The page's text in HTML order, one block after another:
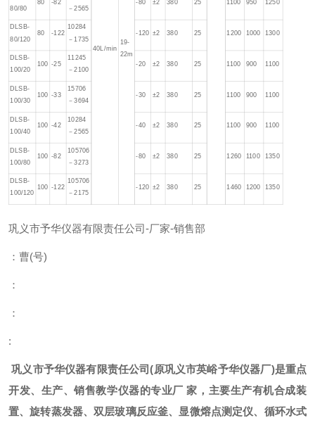
40L/min
19-
22m
80/80
80
-82
－2565
-80 ±2 380 25 1100 950 1250
DLSB-
80/120
80 -122
10284
－1735
-120 ±2 380 25 1200 1000 1300
DLSB-
100/20
100 -25
11245
－2100
-20 ±2 380 25 1100 900 1100
DLSB-
100/30
100 -33
15706
－3694
-30 ±2 380 25 1100 900 1100
DLSB-
100/40
100 -42
10284
－2565
-40 ±2 380 25 1100 900 1100
DLSB-
100/80
100 -82
105706
－3273
-80 ±2 380 25 1260 1100 1350
DLSB-
100/120
100 -122
105706
－2175
-120 ±2 380 25 1460 1200 1350
巩义市予华仪器有限责任公司-厂家-销售部
：曹(号)
：
：
:
巩义市予华仪器有限责任公司(原巩义市英峪予华仪器厂)是重点
开发、生产、销售教学仪器的专业厂 家，主要生产有机合成装
置、旋转蒸发器、双层玻璃反应釜、显微熔点测定仪、循环水式